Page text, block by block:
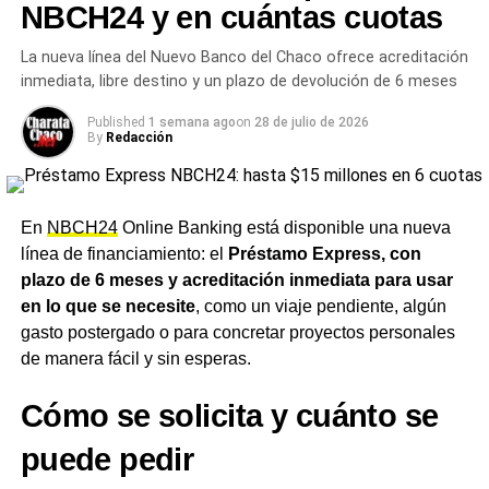
La inflación de marzo fue de 3,4% según el
INDEC: el dato más alto del año acumuló 9,4% en
el primer trimestre y combustibles y educación
lideraron la suba
adicionales
Las compras realizadas con Adelanto Chaco 24 no tienen
intereses y se pueden hacer en comercios de todos los
rubros, comosupermercados, almacenes, estaciones
de servicio, restaurantes, farmacias e indumentaria,
entre otros.Para la red de comercios, la operación
funciona exactamente igual que cualquier venta con
tarjeta de débito, sin necesidad de realizar ninguna
acción o trámite adicional. El servicio no tiene costos
adicionales, comisiones ni intereses, y puede utilizarse
en cualquier comercio que opere con la tarjeta de débito
Chaco 24.
el día a día
Desde el NBCHremarcaron que la entidad busca
NBCH24 y en cuántas cuotas
La nueva línea del Nuevo Banco del Chaco ofrece acreditación
inmediata, libre destino y un plazo de devolución de 6 meses
Published 1 semana agoon 28 de julio de 2026
By Redacción
En NBCH24Online Banking está disponible una nueva
línea de financiamiento: el
Préstamo Express, con
plazo de 6 meses y acreditación inmediata para usar
en lo que se necesite, como un viaje pendiente, algún
gasto postergado o para concretar proyectos personales
de manera fácil y sin esperas.
Cómo se solicita y cuánto se
puede pedir